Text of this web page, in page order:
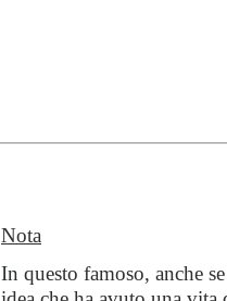
Nota
In questo famoso, anche